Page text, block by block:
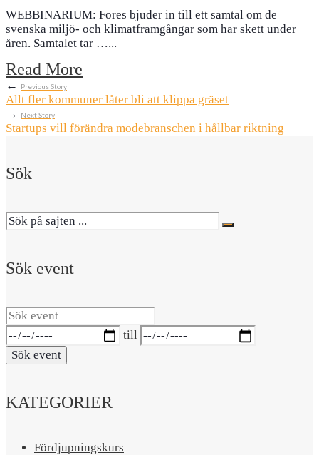
WEBBINARIUM: Fores bjuder in till ett samtal om de
svenska miljö- och klimatframgångar som har skett under
åren. Samtalet tar …...
Read More
← Previous Story
Allt fler kommuner låter bli att klippa gräset
→
Next Story
Startups vill förändra modebranschen i hållbar riktning
Sök
Sök event
Sök
event
Datumintervall:
till
Sök event
KATEGORIER
Fördjupningskurs